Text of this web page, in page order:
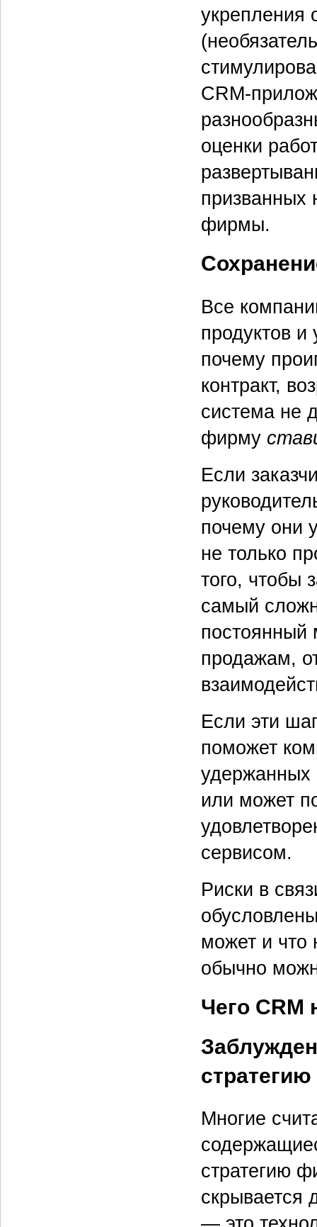
укрепления
CRM-
оценки
призванных
фирмы.
Все
продуктов
почему
контракт,
система не
фирму
Если
почему они
не только
того, чтобы
самый
постоянный
продажам,
Если эти
поможет
удержанных
или может
сервисом.
Риски в
может и что
обычно
Чего CRM
Многие
стратегию
скрывается